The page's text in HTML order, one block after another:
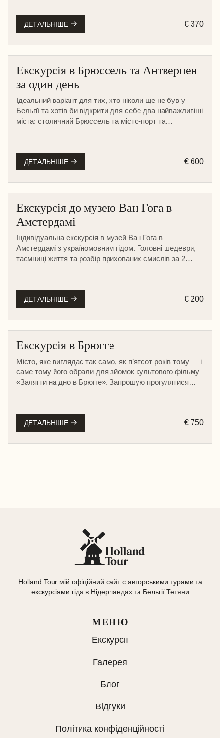
ДЕТАЛЬНІШЕ € 370
Екскурсія в Брюссель та Антверпен
за один день
Ідеальний варіант для тих, хто ніколи ще не був у
Бельгії та хотів би відкрити для себе два найважливіші
міста: столичний Брюссель та місто-порт та
ДЕТАЛЬНІШЕ € 600
Екскурсія до музею Ван Гога в
Амстердамі
Індивідуальна екскурсія в музей Ван Гога в
Амстердамі з україномовним гідом. Головні шедеври,
таємниці життя та розбір прихованих смислів за 2
ДЕТАЛЬНІШЕ € 200
Екскурсія в Брюгге
Місто, яке виглядає так само, як п’ятсот років тому — і
саме тому його обрали для зйомок культового фільму
«Залягти на дно в Брюгге». Запрошую прогулятися
ДЕТАЛЬНІШЕ € 750
Holland Tour мій офіційний сайт с авторськими турами та
екскурсіями гіда в Нідерландах та Бельгії Тетяни
МЕНЮ
Екскурсії
Галерея
Блог
Відгуки
Політика конфіденційності